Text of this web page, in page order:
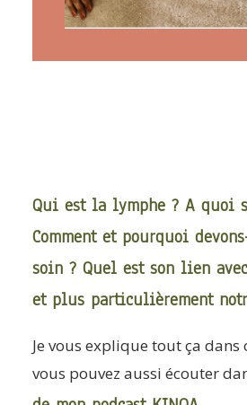
faire le
Qui est la lymphe ? A quoi
Comment et pourquoi
soin ? Quel est son lien
et plus particulièrement
Je vous explique tout ça dans
vous pouvez aussi écouter